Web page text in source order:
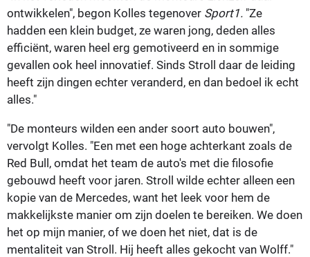
ontwikkelen", begon Kolles tegenover Sport1. "Ze
hadden een klein budget, ze waren jong, deden alles
efficiënt, waren heel erg gemotiveerd en in sommige
gevallen ook heel innovatief. Sinds Stroll daar de leiding
heeft zijn dingen echter veranderd, en dan bedoel ik echt
alles."
"De monteurs wilden een ander soort auto bouwen",
vervolgt Kolles. "Een met een hoge achterkant zoals de
Red Bull, omdat het team de auto's met die filosofie
gebouwd heeft voor jaren. Stroll wilde echter alleen een
kopie van de Mercedes, want het leek voor hem de
makkelijkste manier om zijn doelen te bereiken. We doen
het op mijn manier, of we doen het niet, dat is de
mentaliteit van Stroll. Hij heeft alles gekocht van Wolff."